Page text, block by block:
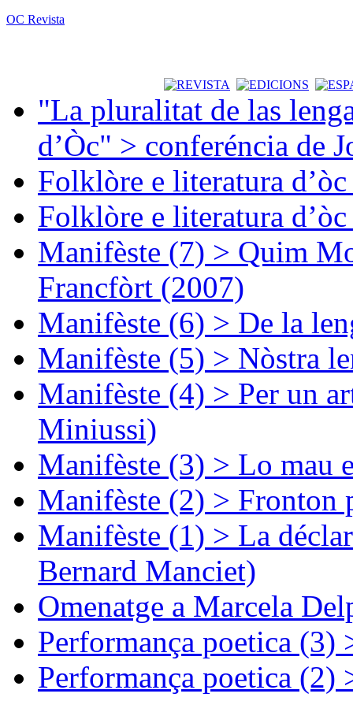
OC Revista
"La pluralitat de las
d’Òc" > conferéncia de
Folklòre e literatura
Folklòre e literatura
Manifèste (7) > Quim
Francfòrt (2007)
Manifèste (6) > De la
Manifèste (5) > Nòstra
Manifèste (4) > Per un
Miniussi)
Manifèste (3) > Lo mau
Manifèste (2) > Fronton
Manifèste (1) > La
Bernard Manciet)
Omenatge a Marcela
Performança poetica (3)
Performança poetica (2)